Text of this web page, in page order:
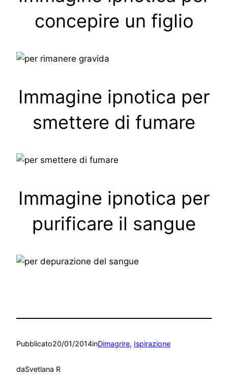
concepire un figlio
Immagine ipnotica per
smettere di fumare
Immagine ipnotica per
purificare il sangue
Pubblicato20/01/2014inDimagrire, Ispirazione
daSvetlana R